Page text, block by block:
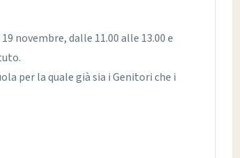
novembre, dalle 11.00 alle 13.00 e
per la quale già sia i Genitori che i